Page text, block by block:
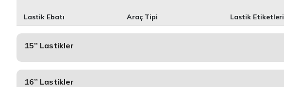
Lastik Ebatı Araç Tipi Lastik Etiketleri
15’’ Lastikler
16’’ Lastikler